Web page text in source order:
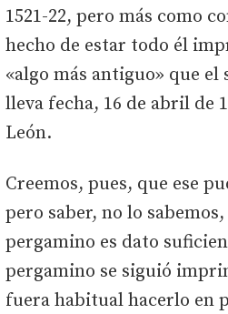
1521-22, pero más como
hecho de estar todo él
«algo más antiguo» que
lleva fecha, 16 de abril de
León.
Creemos, pues, que ese
pero saber, no lo
pergamino es dato
pergamino se siguió
fuera habitual hacerlo en